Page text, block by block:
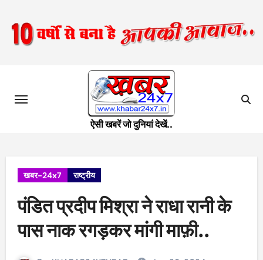
content
ऐसी खबरें जो दुनियां देखें..
खबर-24x7 राष्ट्रीय
पंडित प्रदीप मिश्रा ने राधा रानी के
पास नाक रगड़कर मांगी माफ़ी..